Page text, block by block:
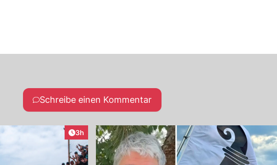
Schreibe einen Kommentar
Artikel veröffentlicht:
3h